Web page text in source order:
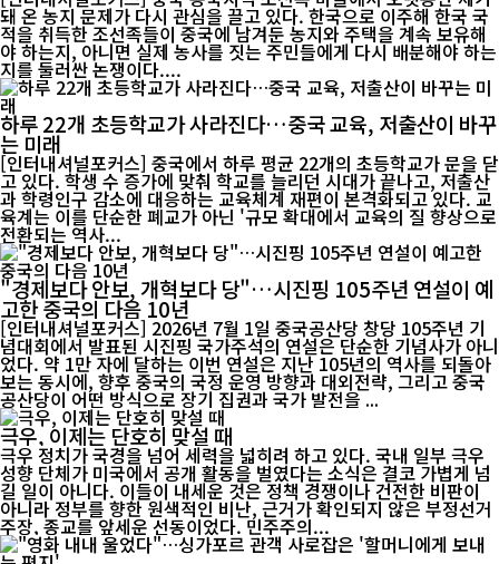
돼 온 농지 문제가 다시 관심을 끌고 있다. 한국으로 이주해 한국 국
적을 취득한 조선족들이 중국에 남겨둔 농지와 주택을 계속 보유해
야 하는지, 아니면 실제 농사를 짓는 주민들에게 다시 배분해야 하는
지를 둘러싼 논쟁이다....
하루 22개 초등학교가 사라진다…중국 교육, 저출산이 바꾸
는 미래
[인터내셔널포커스] 중국에서 하루 평균 22개의 초등학교가 문을 닫
고 있다. 학생 수 증가에 맞춰 학교를 늘리던 시대가 끝나고, 저출산
과 학령인구 감소에 대응하는 교육체계 재편이 본격화되고 있다. 교
육계는 이를 단순한 폐교가 아닌 '규모 확대에서 교육의 질 향상으로
전환되는 역사...
"경제보다 안보, 개혁보다 당"…시진핑 105주년 연설이 예
고한 중국의 다음 10년
[인터내셔널포커스] 2026년 7월 1일 중국공산당 창당 105주년 기
념대회에서 발표된 시진핑 국가주석의 연설은 단순한 기념사가 아니
었다. 약 1만 자에 달하는 이번 연설은 지난 105년의 역사를 되돌아
보는 동시에, 향후 중국의 국정 운영 방향과 대외전략, 그리고 중국
공산당이 어떤 방식으로 장기 집권과 국가 발전을 ...
극우, 이제는 단호히 맞설 때
극우 정치가 국경을 넘어 세력을 넓히려 하고 있다. 국내 일부 극우
성향 단체가 미국에서 공개 활동을 벌였다는 소식은 결코 가볍게 넘
길 일이 아니다. 이들이 내세운 것은 정책 경쟁이나 건전한 비판이
아니라 정부를 향한 원색적인 비난, 근거가 확인되지 않은 부정선거
주장, 종교를 앞세운 선동이었다. 민주주의...